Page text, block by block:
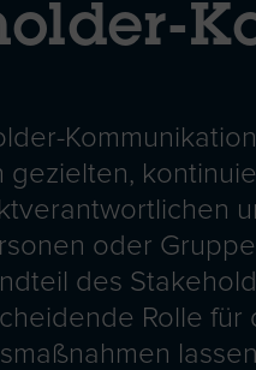
gezielten,
oder
des
Rolle